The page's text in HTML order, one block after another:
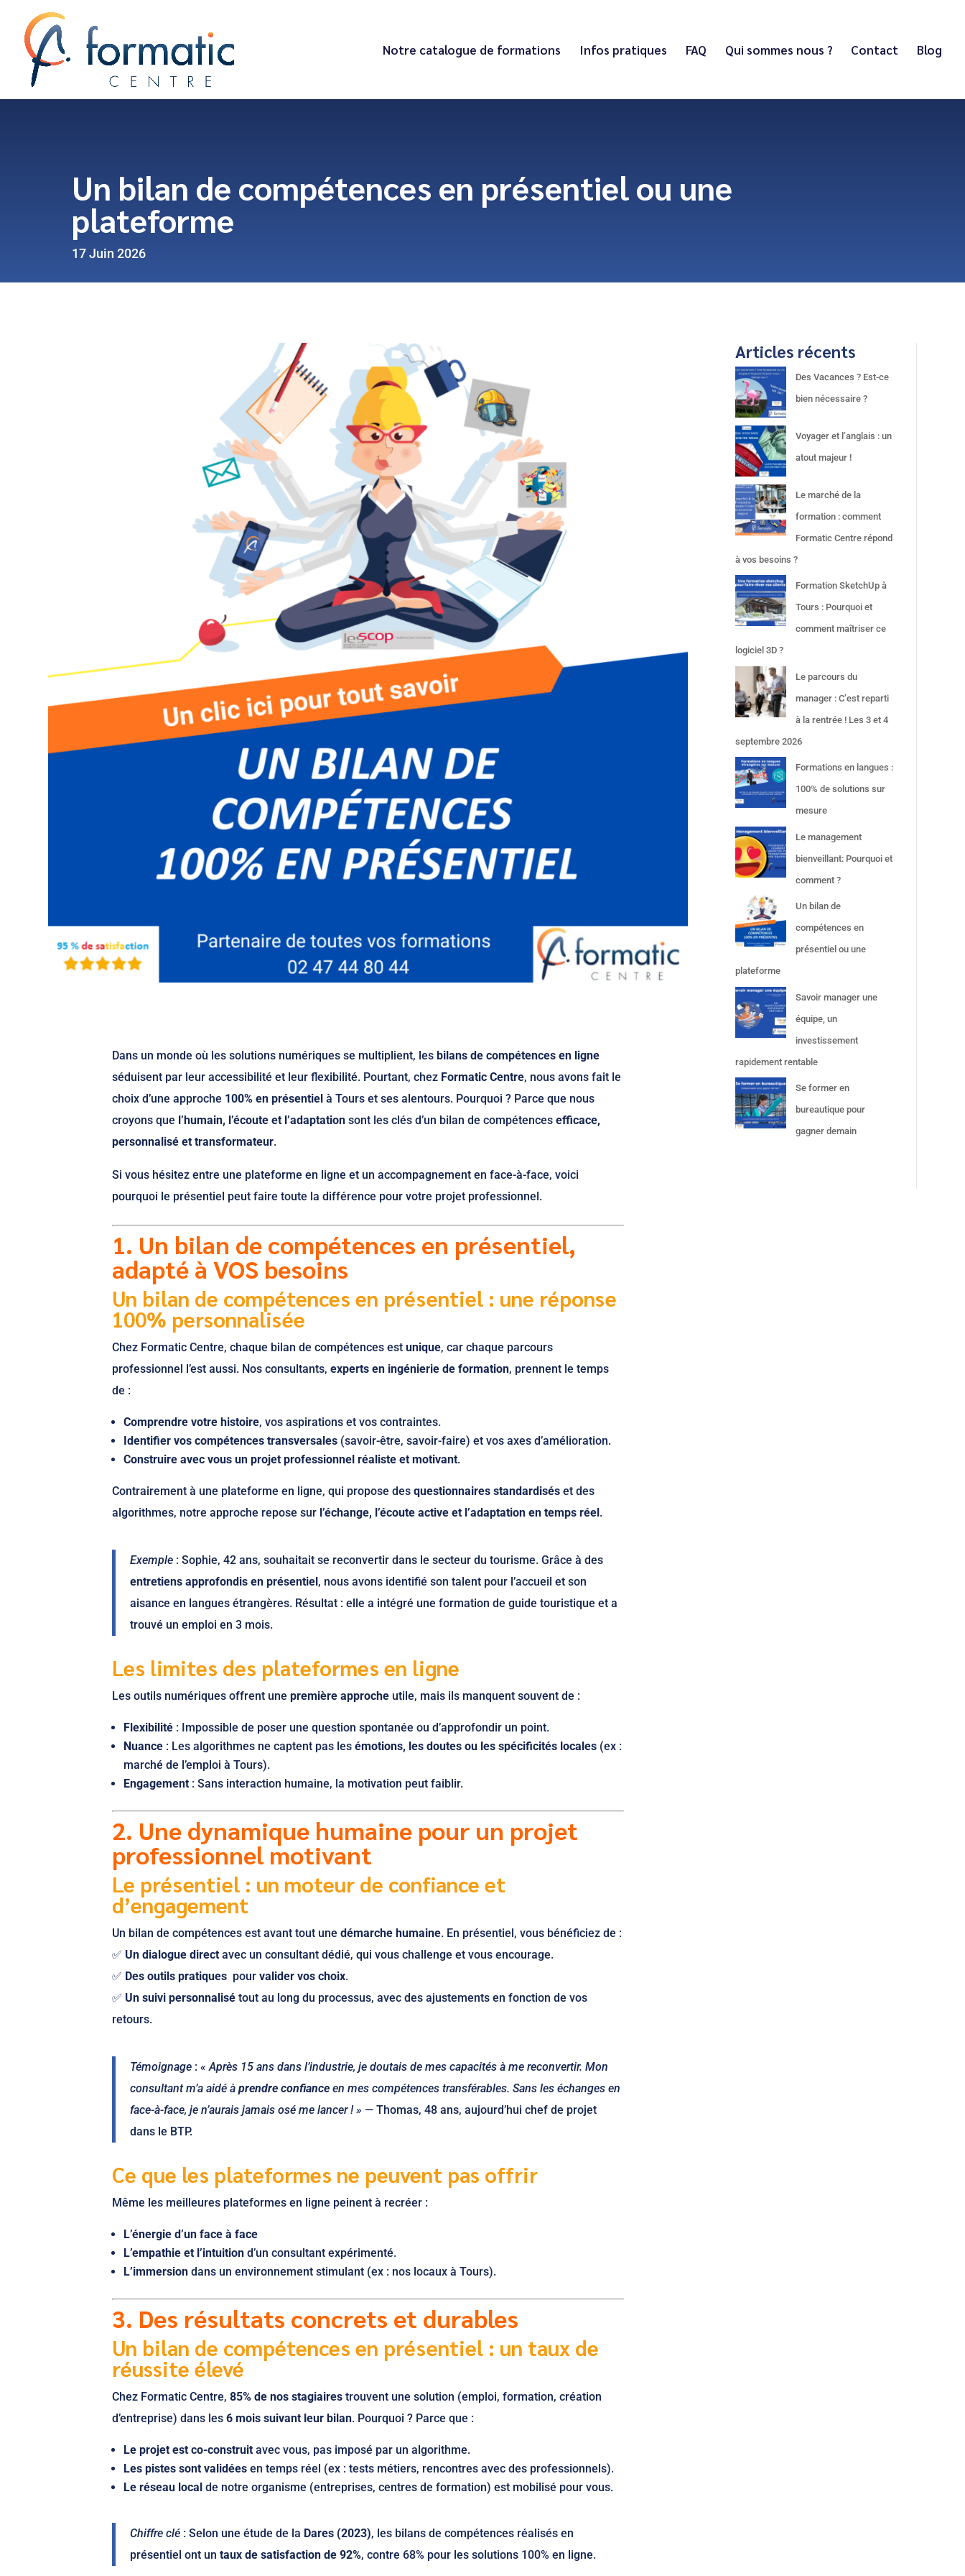
Notre catalogue de formations Infos pratiques FAQ Qui sommes nous ? Contact Blog
Un bilan de compétences en présentiel ou une
plateforme
17 Juin 2026
Dans un monde où les solutions numériques se multiplient, lesbilans de compétences en ligne
séduisent par leur accessibilité et leur flexibilité. Pourtant, chez Formatic Centre, nous avons fait le
choix d’une approche 100% en présentiel à Tours et ses alentours. Pourquoi ? Parce que nous
croyons que l’humain, l’écoute et l’adaptation sont les clés d’un bilan de compétencesefficace,
personnalisé et transformateur.
Si vous hésitez entre une plateforme en ligne et un accompagnement en face-à-face, voici
pourquoi le présentiel peut faire toute la différence pour votre projet professionnel.
1. Un bilan de compétences en présentiel,
adapté à VOS besoins
Un bilan de compétences en présentiel : une réponse
100% personnalisée
Chez Formatic Centre, chaque bilan de compétences estunique, car chaque parcours
professionnel l’est aussi. Nos consultants,experts en ingénierie de formation, prennent le temps
de :
Comprendre votre histoire, vos aspirations et vos contraintes.
Identifier vos compétences transversales (savoir-être, savoir-faire) et vos axes d’amélioration.
Construire avec vous un projet professionnel réaliste et motivant.
Contrairement à une plateforme en ligne, qui propose desquestionnaires standardisés et des
algorithmes, notre approche repose sur l’échange, l’écoute active et l’adaptation en temps réel.
Exemple : Sophie, 42 ans, souhaitait se reconvertir dans le secteur du tourisme. Grâce à des
entretiens approfondis en présentiel, nous avons identifié son talent pour l’accueil et son
aisance en langues étrangères. Résultat : elle a intégré une formation de guide touristique et a
trouvé un emploi en 3 mois.
Les limites des plateformes en ligne
Les outils numériques offrent unepremière approche utile, mais ils manquent souvent de :
Flexibilité : Impossible de poser une question spontanée ou d’approfondir un point.
Nuance : Les algorithmes ne captent pas lesémotions, les doutes ou les spécificités locales (ex :
marché de l’emploi à Tours).
Engagement : Sans interaction humaine, la motivation peut faiblir.
2. Une dynamique humaine pour un projet
professionnel motivant
Le présentiel : un moteur de confiance et
d’engagement
Un bilan de compétences est avant tout unedémarche humaine. En présentiel, vous bénéficiez de :
✅ Un dialogue direct avec un consultant dédié, qui vous challenge et vous encourage.
✅ Des outils pratiques pourvalider vos choix.
✅ Un suivi personnalisé tout au long du processus, avec des ajustements en fonction de vos
retours.
Témoignage :« Après 15 ans dans l’industrie, je doutais de mes capacités à me reconvertir. Mon
consultant m’a aidé àprendre confiance en mes compétences transférables. Sans les échanges en
face-à-face, je n’aurais jamais osé me lancer ! » — Thomas, 48 ans, aujourd’hui chef de projet
dans le BTP.
Ce que les plateformes ne peuvent pas offrir
Même les meilleures plateformes en ligne peinent à recréer :
L’énergie d’un face à face
L’empathie et l’intuition d’un consultant expérimenté.
L’immersion dans un environnement stimulant (ex : nos locaux à Tours).
3. Des résultats concrets et durables
Un bilan de compétences en présentiel : un taux de
réussite élevé
Chez Formatic Centre,85% de nos stagiaires trouvent une solution (emploi, formation, création
d’entreprise) dans les6 mois suivant leur bilan. Pourquoi ? Parce que :
Le projet est co-construit avec vous, pas imposé par un algorithme.
Les pistes sont validées en temps réel (ex : tests métiers, rencontres avec des professionnels).
Le réseau local de notre organisme (entreprises, centres de formation) est mobilisé pour vous.
Chiffre clé : Selon une étude de la Dares (2023), les bilans de compétences réalisés en
présentiel ont untaux de satisfaction de 92%, contre 68% pour les solutions 100% en ligne.
Articles récents
Des Vacances ? Est-ce
bien nécessaire ?
Voyager et l’anglais : un
atout majeur !
Le marché de la
formation : comment
Formatic Centre répond
à vos besoins ?
Formation SketchUp à
Tours : Pourquoi et
comment maîtriser ce
logiciel 3D ?
Le parcours du
manager : C’est reparti
à la rentrée ! Les 3 et 4
septembre 2026
Formations en langues :
100% de solutions sur
mesure
Le management
bienveillant: Pourquoi et
comment ?
Un bilan de
compétences en
présentiel ou une
plateforme
Savoir manager une
équipe, un
investissement
rapidement rentable
Se former en
bureautique pour
gagner demain